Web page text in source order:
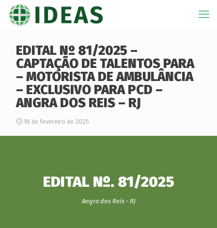
EDITAL Nº 81/2025 –
CAPTAÇÃO DE TALENTOS PARA
– MOTORISTA DE AMBULÂNCIA
– EXCLUSIVO PARA PCD –
ANGRA DOS REIS – RJ
18 de fevereiro de 2025
EDITAL Nº. 81/2025
Angra dos Reis - RJ